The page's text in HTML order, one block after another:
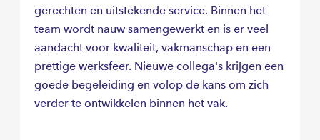
gerechten en uitstekende service. Binnen het
team wordt nauw samengewerkt en is er veel
aandacht voor kwaliteit, vakmanschap en een
prettige werksfeer. Nieuwe collega's krijgen een
goede begeleiding en volop de kans om zich
verder te ontwikkelen binnen het vak.